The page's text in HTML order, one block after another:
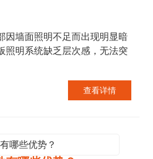
因墙面照明不足而出现明显暗
照明系统缺乏层次感，无法突
查看详情